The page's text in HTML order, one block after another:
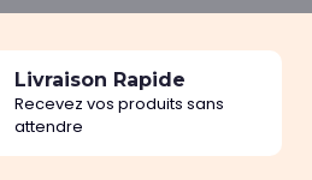
Livraison Rapide
Recevez vos produits sans
attendre